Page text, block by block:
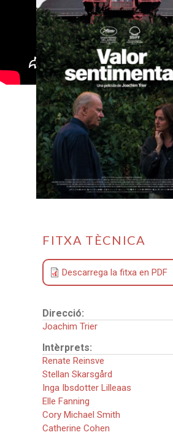
FITXA TÈCNICA
Descarrega la fitxa en PDF
Direcció:
Joachim Trier
Intèrprets:
Renate Reinsve
Stellan Skarsgård
Inga Ibsdotter Lilleaas
Elle Fanning
Cory Michael Smith
Catherine Cohen